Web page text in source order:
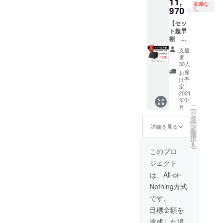
デザイ
ン、仕
様につ
きまし
ては予
告なく
変更に
なる場
合がご
ざいま
す。ご
了承く
ださ
い。
さい。
・一般
販売予
定価格
7,980円
→6,700
円（税
込） ・
送料込
みの価
格とな
りま
す。 ・
2021年
1月下旬
頃のお
す。 ・
デザイ
ン、仕
様につ
きまし
告なく
変更に
なる場
970 円
在庫な
し
【セッ
ト超早
割
25％OF
F 先着
30名
様】
「Ideka
Bifold」
2個をお
届けし
ます。
2個それ
ぞれに
ついて
トップ
グレイ
ンレ
ザー or
ナッパ
レザー
をお選
・一般
販売予
支援
者：
30人
お届
け予
定：
2021
年01
月
詳細を見る
こ
の
リ
タ
ー
ン
を
選
択
す
る
このプロ
ジェクト
は、All-or-
Nothing方式
です。
目標金額を